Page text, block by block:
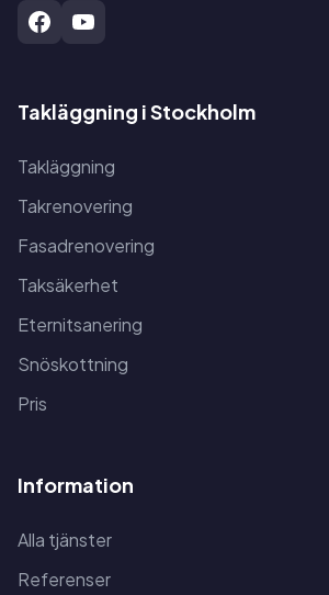
Takläggning i Stockholm
Takläggning
Takrenovering
Fasadrenovering
Taksäkerhet
Eternitsanering
Snöskottning
Pris
Information
Alla tjänster
Referenser